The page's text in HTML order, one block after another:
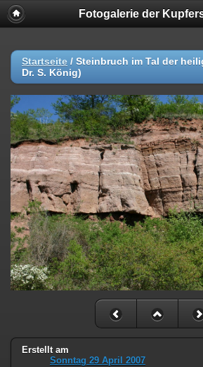
Fotogalerie der
Startseite / Steinbruch im Tal der
Dr. S. König)
Erstellt am
Sonntag 29 April 2007